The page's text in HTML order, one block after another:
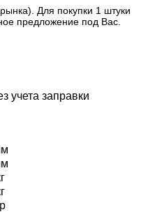
Для покупки 1 штуки
предложение под Вас.
учета заправки